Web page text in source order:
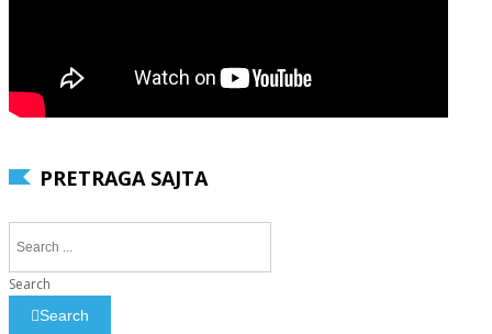
PRETRAGA SAJTA
Search
Search